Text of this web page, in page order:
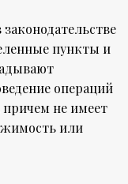
пункты и
операций
не имеет
или